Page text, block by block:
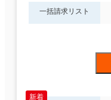
一括請求リスト